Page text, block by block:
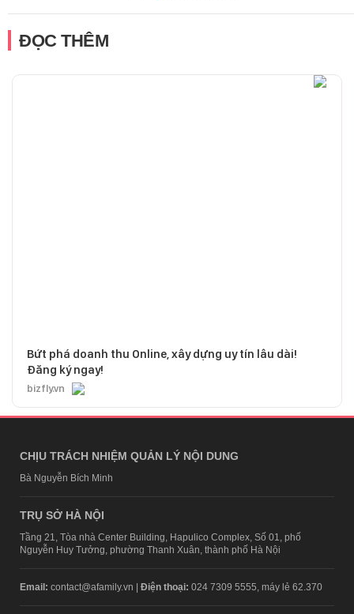
ĐỌC THÊM
Bứt phá doanh thu Online, xây dựng uy tín lâu dài!
Đăng ký ngay!
bizfly.vn
CHỊU TRÁCH NHIỆM QUẢN LÝ NỘI DUNG
Bà Nguyễn Bích Minh
TRỤ SỞ HÀ NỘI
Tầng 21, Tòa nhà Center Building, Hapulico Complex, Số 01, phố
Nguyễn Huy Tưởng, phường Thanh Xuân, thành phố Hà Nội
Email: contact@afamily.vn | Điện thoại: 024 7309 5555, máy lẻ 62.370